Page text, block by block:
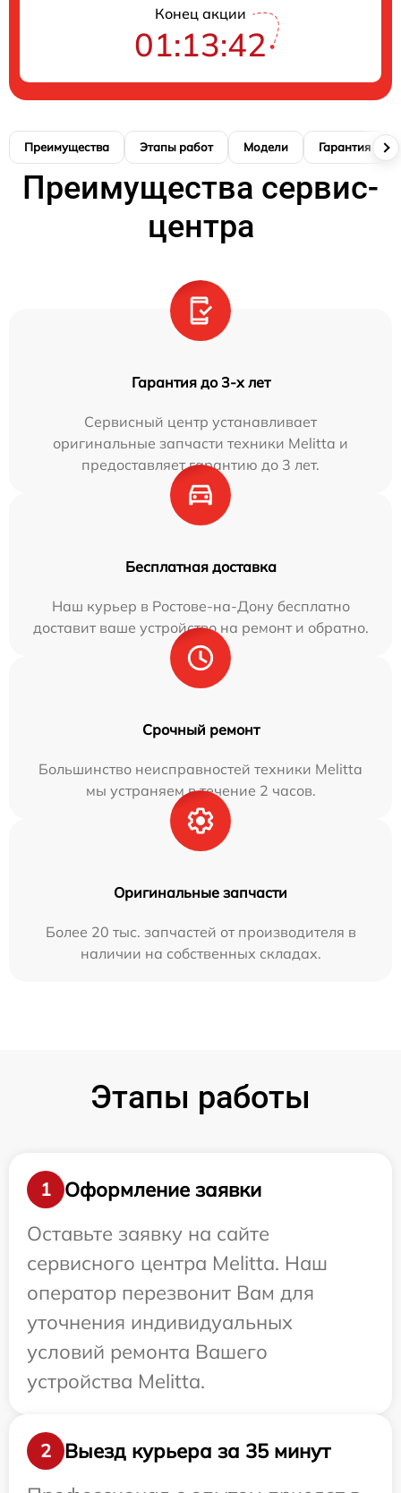
Конец акции
01:13:41
Преимущества Этапы работ Модели Гарантия
Преимущества сервис-
центра
Гарантия до 3-х лет
Сервисный центр устанавливает
оригинальные запчасти техники Melitta и
предоставляет гарантию до 3 лет.
Бесплатная доставка
Наш курьер в Ростове-на-Дону бесплатно
доставит ваше устройство на ремонт и обратно.
Срочный ремонт
Большинство неисправностей техники Melitta
мы устраняем в течение 2 часов.
Оригинальные запчасти
Более 20 тыс. запчастей от производителя в
наличии на собственных складах.
Этапы работы
1
Оформление заявки
Оставьте заявку на сайте
сервисного центра Melitta. Наш
оператор перезвонит Вам для
уточнения индивидуальных
условий ремонта Вашего
устройства Melitta.
2
Выезд курьера за 35 минут